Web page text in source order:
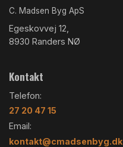
C. Madsen Byg ApS
Egeskovvej 12,
8930 Randers NØ
Kontakt
Telefon:
27 20 47 15
Email:
kontakt@cmadsenbyg.dk